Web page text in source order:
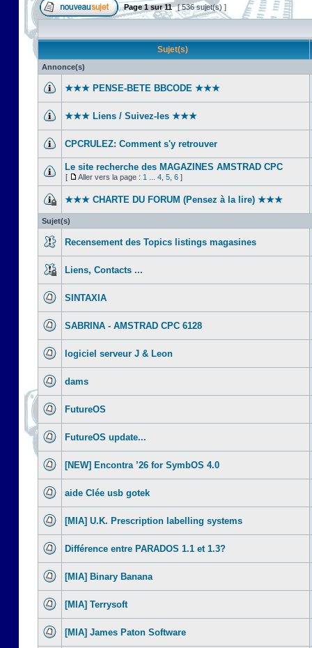
Page1sur11 [ 536 sujet(s) ]
Sujet(s)
Annonce(s)
★★★ PENSE-BETE BBCODE ★★★
★★★ Liens / Suivez-les ★★★
CPCRULEZ: Comment s'y retrouver‎
Le site recherche des MAGAZINES AMSTRAD CPC
[ Aller vers la page : 1 4 5 6 ]
★★★ CHARTE DU FORUM (Pensez à la lire) ★★★
Sujet(s)
Recensement des Topics listings magasines
Liens, Contacts ...
SINTAXIA
SABRINA - AMSTRAD CPC 6128
logiciel serveur J & Leon
dams
FutureOS
FutureOS update...
[NEW] Encontra ’26 for SymbOS 4.0
aide Clée usb gotek
[MIA] U.K. Prescription labelling systems
Différence entre PARADOS 1.1 et 1.3?
[MIA] Binary Banana
[MIA] Terrysoft
[MIA] James Paton Software